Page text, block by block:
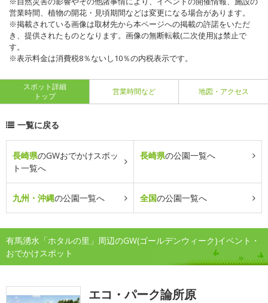
営業時間、植物の開花・見頃期間などは変更になる場合があります。
※掲載されている画像は取材先から本ページへの掲載の許諾をいただ
き、提供されたものとなります。画像の無断転載(二次使用)は禁止で
す。
※表示料金は消費税8％ないし10％の内税表示です。
スポット詳細
トップ
営業時間など 地図・アクセス
一覧に戻る
長崎県のGWおでかけスポッ
ト一覧へ
長崎県の公園一覧へ
九州・沖縄の公園一覧へ 全国の公園一覧へ
有馬湧水「ホタルの里」周辺のGW(ゴールデンウィーク)イベント・
おでかけスポット
エコ・パーク論所原